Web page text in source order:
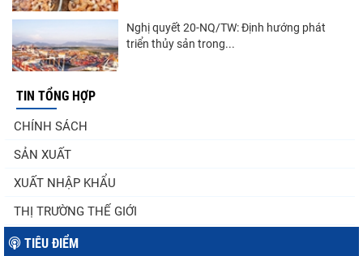
Nghị quyết 20-NQ/TW: Định hướng phát
triển thủy sản trong...
Thuế Mục 301 và bài toán thích ứng của
tôm Việt tại thị...
TIN TỔNG HỢP
CHÍNH SÁCH
SẢN XUẤT
XUẤT NHẬP KHẨU
THỊ TRƯỜNG THẾ GIỚI
TIÊU ĐIỂM